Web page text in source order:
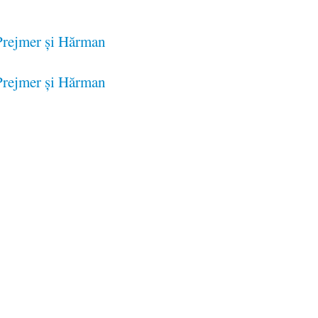
şi Hărman
şi Hărman